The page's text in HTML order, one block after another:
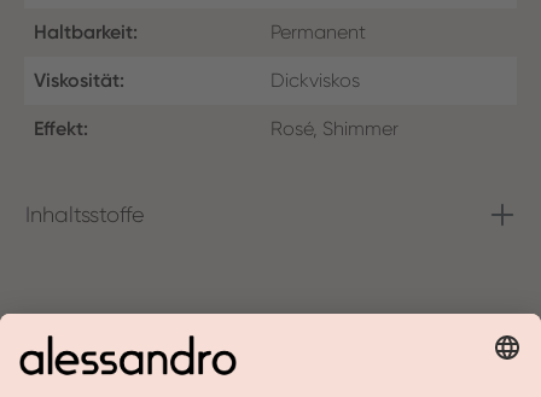
Haltbarkeit: Permanent
Viskosität: Dickviskos
Effekt: Rosé, Shimmer
Inhaltsstoffe